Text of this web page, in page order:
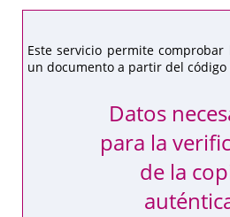
Este servicio permite
un documento a partir del código
Datos
para la
de la